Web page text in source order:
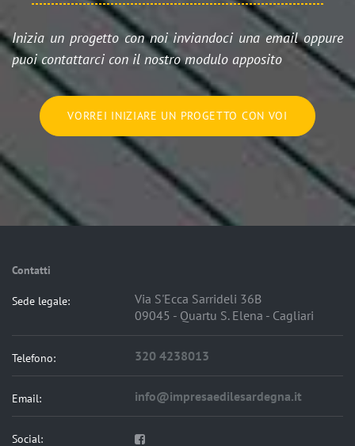
Inizia un progetto con noi inviandoci una email oppure
puoi contattarci con il nostro modulo apposito
VORREI INIZIARE UN PROGETTO CON VOI
Contatti
Sede legale:
Via S'Ecca Sarrideli 36B
09045 - Quartu S. Elena - Cagliari
Telefono: 320 4238013
Email: info@impresaedilesardegna.it
Social: